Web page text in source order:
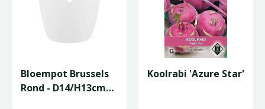
Bloempot Brussels
Rond - D14/H13cm
Koolrabi 'Azure Star'